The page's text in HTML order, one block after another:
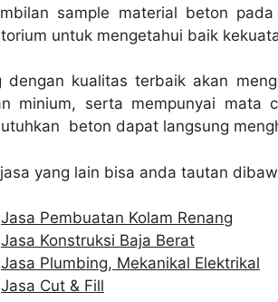
sample material beton
untuk mengetahui baik
dengan kualitas terbaik akan
minium, serta mempunyai mata
beton dapat langsung
yang lain bisa anda tautan
Jasa Pembuatan Kolam Renang
Jasa Konstruksi Baja Berat
Jasa Plumbing, Mekanikal Elektrikal
Jasa Cut & Fill